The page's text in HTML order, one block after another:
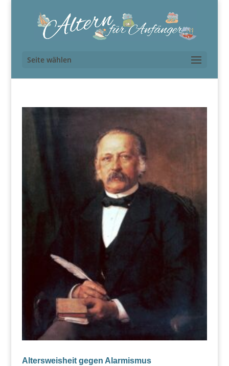
Seite wählen
Altersweisheit gegen Alarmismus